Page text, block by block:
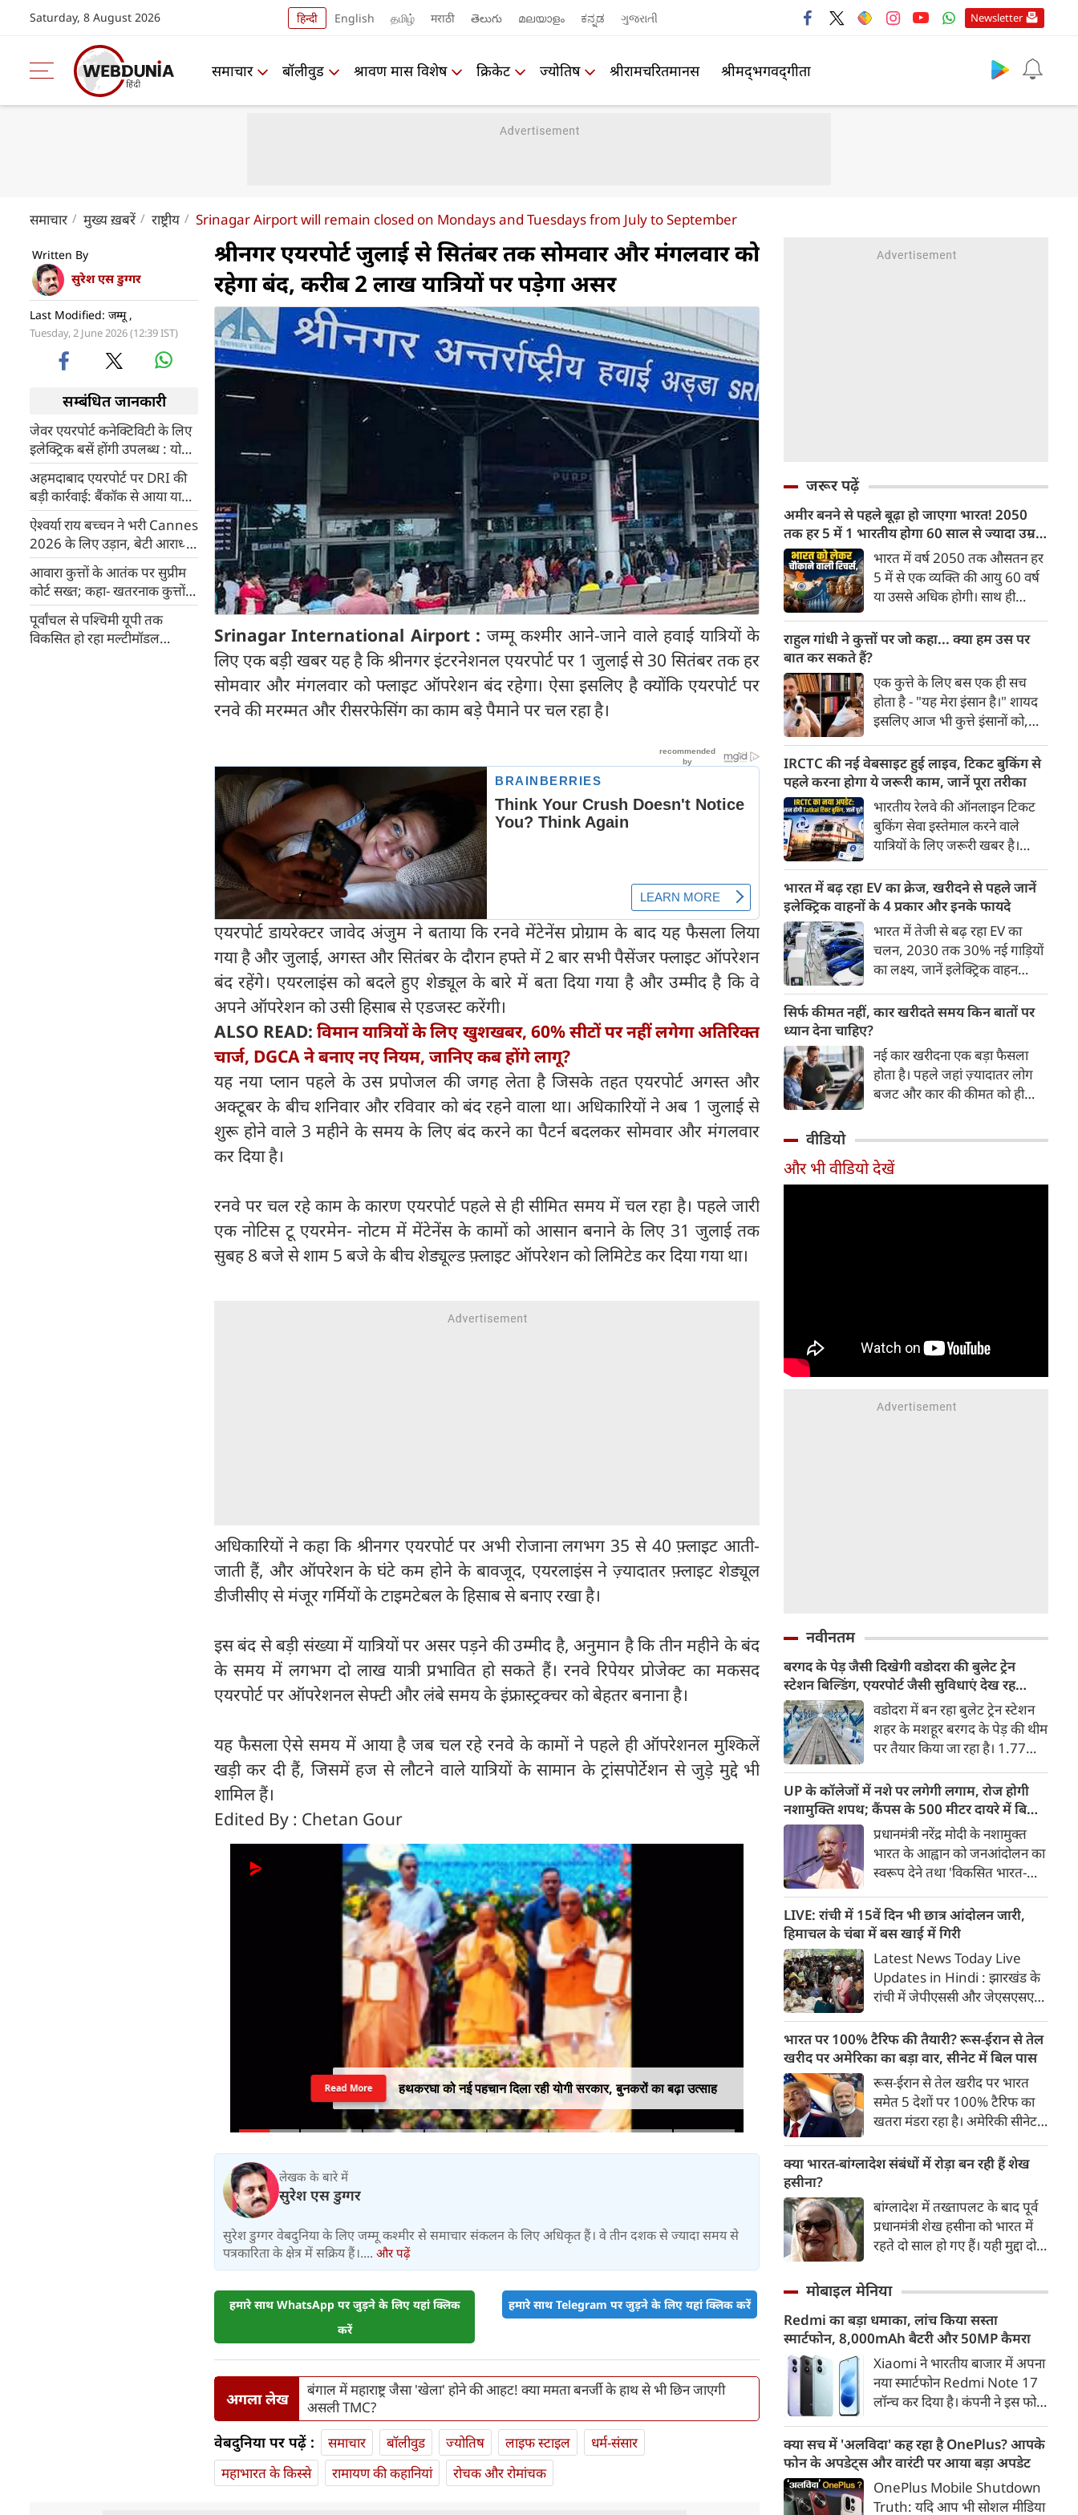
Saturday, 8 August 2026 हिन्दी English தமிழ் मराठी తెలుగు മലയാളം ಕನ್ನಡ ગુજરાતી Newsletter
समाचार बॉलीवुड श्रावण मास विशेष क्रिकेट ज्योतिष श्रीरामचरितमानस श्रीमद्‍भगवद्‍गीता
समाचार मुख्य ख़बरें राष्ट्रीय Srinagar Airport will remain closed on Mondays and Tuesdays from July to September
Written By
सुरेश एस डुग्गर
Last Modified: जम्‍मू ,
Tuesday, 2 June 2026 (12:39 IST)
सम्बंधित जानकारी
जेवर एयरपोर्ट कनेक्टिविटी के लिए
इलेक्ट्रिक बसें होंगी उपलब्ध : योगी
आदित्यनाथ
अहमदाबाद एयरपोर्ट पर DRI की
बड़ी कार्रवाई: बैंकॉक से आया यात्री
20 किलो गांजे के साथ गिरफ्तार
ऐश्वर्या राय बच्चन ने भरी Cannes
2026 के लिए उड़ान, बेटी आराध्या
संग एयरपोर्ट पर हुईं स्पॉट
आवारा कुत्तों के आतंक पर सुप्रीम
कोर्ट सख्त; कहा- खतरनाक कुत्तों
को मारने पर हो विचार, सार्वजनिक
जगहों से तुरंत हटाएं
पूर्वांचल से पश्चिमी यूपी तक
विकसित हो रहा मल्टीमॉडल
श्रीनगर एयरपोर्ट जुलाई से सितंबर तक सोमवार और मंगलवार को
रहेगा बंद, करीब 2 लाख यात्रियों पर पड़ेगा असर
Srinagar International Airport : जम्‍मू कश्‍मीर आने-जाने वाले हवाई यात्रियों के
लिए एक बड़ी खबर यह है कि श्रीनगर इंटरनेशनल एयरपोर्ट पर 1 जुलाई से 30 सितंबर तक हर
सोमवार और मंगलवार को फ्लाइट ऑपरेशन बंद रहेगा। ऐसा इसलिए है क्योंकि एयरपोर्ट पर
रनवे की मरम्मत और रीसरफेसिंग का काम बड़े पैमाने पर चल रहा है।
एयरपोर्ट डायरेक्टर जावेद अंजुम ने बताया कि रनवे मेंटेनेंस प्रोग्राम के बाद यह फैसला लिया
गया है और जुलाई, अगस्त और सितंबर के दौरान हफ्ते में 2 बार सभी पैसेंजर फ्लाइट ऑपरेशन
बंद रहेंगे। एयरलाइंस को बदले हुए शेड्यूल के बारे में बता दिया गया है और उम्मीद है कि वे
अपने ऑपरेशन को उसी हिसाब से एडजस्ट करेंगी।
ALSO READ:विमान यात्रियों के लिए खुशखबर, 60% सीटों पर नहीं लगेगा अतिरिक्त
चार्ज, DGCA ने बनाए नए नियम, जानिए कब होंगे लागू?
यह नया प्लान पहले के उस प्रपोजल की जगह लेता है जिसके तहत एयरपोर्ट अगस्त और
अक्टूबर के बीच शनिवार और रविवार को बंद रहने वाला था। अधिकारियों ने अब 1 जुलाई से
शुरू होने वाले 3 महीने के समय के लिए बंद करने का पैटर्न बदलकर सोमवार और मंगलवार
कर दिया है।
रनवे पर चल रहे काम के कारण एयरपोर्ट पहले से ही सीमित समय में चल रहा है। पहले जारी
एक नोटिस टू एयरमेन- नोटम में मेंटेनेंस के कामों को आसान बनाने के लिए 31 जुलाई तक
सुबह 8 बजे से शाम 5 बजे के बीच शेड्यूल्ड फ़्लाइट ऑपरेशन को लिमिटेड कर दिया गया था।
अधिकारियों ने कहा कि श्रीनगर एयरपोर्ट पर अभी रोजाना लगभग 35 से 40 फ़्लाइट आती-
जाती हैं, और ऑपरेशन के घंटे कम होने के बावजूद, एयरलाइंस ने ज़्यादातर फ़्लाइट शेड्यूल
डीजीसीए से मंजूर गर्मियों के टाइमटेबल के हिसाब से बनाए रखा है।
इस बंद से बड़ी संख्या में यात्रियों पर असर पड़ने की उम्मीद है, अनुमान है कि तीन महीने के बंद
के समय में लगभग दो लाख यात्री प्रभावित हो सकते हैं। रनवे रिपेयर प्रोजेक्ट का मकसद
एयरपोर्ट पर ऑपरेशनल सेफ्टी और लंबे समय के इंफ्रास्ट्रक्चर को बेहतर बनाना है।
यह फैसला ऐसे समय में आया है जब चल रहे रनवे के कामों ने पहले ही ऑपरेशनल मुश्किलें
खड़ी कर दी हैं, जिसमें हज से लौटने वाले यात्रियों के सामान के ट्रांसपोर्टेशन से जुड़े मुद्दे भी
शामिल हैं।
Edited By : Chetan Gour
हथकरघा को नई पहचान दिला रही योगी सरकार, बुनकरों का बढ़ा उत्साह
Read More
लेखक के बारे में
सुरेश एस डुग्गर
सुरेश डुग्गर वेबदुनिया के लिए जम्मू कश्मीर से समाचार संकलन के लिए अधिकृत हैं। वे तीन दशक से ज्यादा समय से
पत्रकारिता के क्षेत्र में सक्रिय हैं।.... और पढ़ें
हमारे साथ WhatsApp पर जुड़ने के लिए यहां क्लिक
करें
हमारे साथ Telegram पर जुड़ने के लिए यहां क्लिक करें
अगला लेख
बंगाल में महाराष्ट्र जैसा 'खेला' होने की आहट! क्या ममता बनर्जी के हाथ से भी छिन जाएगी
असली TMC?
वेबदुनिया पर पढ़ें : समाचार बॉलीवुड ज्योतिष लाइफ स्‍टाइल
धर्म-संसार
महाभारत के किस्से
रामायण की कहानियां रोचक और रोमांचक
जरूर पढ़ें
अमीर बनने से पहले बूढ़ा हो जाएगा भारत! 2050
तक हर 5 में 1 भारतीय होगा 60 साल से ज्यादा उम्र
का
भारत में वर्ष 2050 तक औसतन हर
5 में से एक व्यक्ति की आयु 60 वर्ष
या उससे अधिक होगी। साथ ही
भारत में रहेंगे। ‘ट्रांसफॉर्म रूरल
अनुसार भारत विकसित देशों के
विपरीत समृद्ध बनने से पहले ही वृद्ध
होती आबादी वाले देश की श्रेणी में
पहुंच रहा है।
राहुल गांधी ने कुत्तों पर जो कहा... क्या हम उस पर
बात कर सकते हैं?
एक कुत्ते के लिए बस एक ही सच
होता है - "यह मेरा इंसान है।" शायद
इसलिए आज भी कुत्ते इंसानों को,
भू-राजनीति से लेकर कृत्रिम
बुद्धिमत्ता, जलवायु परिवर्तन से लेकर
क्रिकेट तक हर विषय पर बहस कर
सकते हैं, तो उस जीव पर भी एक
गंभीर चर्चा बनती है जिसने किसी भी
सभ्यता से पहले इंसान का साथ चुना
था। दुर्भाग्य यह है कि आज कुत्तों के
बारे में हमारी राय पशु-चिकित्सकों,
व्यवहार वैज्ञानिकों या विशेषज्ञों से
कम... और व्हाट्सऐप यूनिवर्सिटी से
ज़्यादा बनती है।
IRCTC की नई वेबसाइट हुई लाइव, टिकट बुकिंग से
पहले करना होगा ये जरूरी काम, जानें पूरा तरीका
भारतीय रेलवे की ऑनलाइन टिकट
बुकिंग सेवा इस्तेमाल करने वाले
यात्रियों के लिए जरूरी खबर है।
वेबसाइट का बीटा वर्जन लॉन्च कर
दिया है। करीब 24 साल पुराने
इंटरफेस के बाद वेबसाइट को नए
डिजाइन और कई नए फीचर्स के साथ
अपडेट किया गया है।
भारत में बढ़ रहा EV का क्रेज, खरीदने से पहले जानें
इलेक्ट्रिक वाहनों के 4 प्रकार और इनके फायदे
भारत में तेजी से बढ़ रहा EV का
चलन, 2030 तक 30% नई गाड़ियों
का लक्ष्य, जानें इलेक्ट्रिक वाहन
200 अरब रुपए का मौका
सिर्फ कीमत नहीं, कार खरीदते समय किन बातों पर
ध्यान देना चाहिए?
नई कार खरीदना एक बड़ा फैसला
होता है। पहले जहां ज़्यादातर लोग
बजट और कार की कीमत को ही
खरीदते समय किन बातों पर ध्यान
देना चाहिए।
वीडियो
और भी वीडियो देखें
नवीनतम
बरगद के पेड़ जैसी दिखेगी वडोदरा की बुलेट ट्रेन
स्टेशन बिल्डिंग, एयरपोर्ट जैसी सुविधाएं देख रह
जाएंगे दंग
वडोदरा में बन रहा बुलेट ट्रेन स्टेशन
शहर के मशहूर बरगद के पेड़ की थीम
पर तैयार किया जा रहा है। 1.77
एयरपोर्ट जैसी आधुनिक सुविधाएं
होंगी। मुंबई-अहमदाबाद यात्रा महज
2 घंटे 15 मिनट में पूरी होगी।
UP के कॉलेजों में नशे पर लगेगी लगाम, रोज होगी
नशामुक्ति शपथ; कैंपस के 500 मीटर दायरे में बिक्री
पर सख्ती
प्रधानमंत्री नरेंद्र मोदी के नशामुक्त
भारत के आह्वान को जनआंदोलन का
स्वरूप देने तथा 'विकसित भारत-
साकार करने के उद्देश्य से योगी
सरकार सभी उच्च शिक्षण संस्थानों में
व्यापक नशामुक्ति अभियान
चलाएगी। विधानसभा परिसर में उच्च
शिक्षा मंत्री योगेंद्र उपाध्याय की
अध्यक्षता में प्रदेश के सभी राजकीय
विश्वविद्यालयों के कुलसचिवों एवं
परीक्षा नियंत्रकों की महत्वपूर्ण बैठक
आयोजित की गई।
LIVE: रांची में 15वें दिन भी छात्र आंदोलन जारी,
हिमाचल के चंबा में बस खाई में गिरी
Latest News Today Live
Updates in Hindi : झारखंड के
रांची में जेपीएससी और जेएसएसएसी
आंदोलन का आज 15वां दिन है। कुछ
ही देर में फिर सर्किट हाउस में सरकार
और छात्रों के प्रतिनिधिमंडल के बीच
बात होगी। पल पल की जानकारी...
भारत पर 100% टैरिफ की तैयारी? रूस-ईरान से तेल
खरीद पर अमेरिका का बड़ा वार, सीनेट में बिल पास
रूस-ईरान से तेल खरीद पर भारत
समेत 5 देशों पर 100% टैरिफ का
खतरा मंडरा रहा है। अमेरिकी सीनेट ने
अगर कांग्रेस से भी इस बिल को
डोनाल्ड ट्रंप के हस्ताक्षर के बाद
अमेरिका रूस-ईरान से तेल खरीद पर
भारत पर 100% टैरिफ का रास्ता
साफ हो जाएगा।
क्या भारत-बांग्लादेश संबंधों में रोड़ा बन रही हैं शेख
हसीना?
बांग्लादेश में तख्तापलट के बाद पूर्व
प्रधानमंत्री शेख हसीना को भारत में
रहते दो साल हो गए हैं। यही मुद्दा दोनों
सबसे बड़ा रोड़ा बना हुआ है। शेख
हैं।
मोबाइल मेनिया
Redmi का बड़ा धमाका, लांच किया सस्ता
स्मार्टफोन, 8,000mAh बैटरी और 50MP कैमरा
Xiaomi ने भारतीय बाजार में अपना
नया स्मार्टफोन Redmi Note 17
लॉन्च कर दिया है। कंपनी ने इस फोन
डिस्प्ले, 8,000mAh की बड़ी बैटरी
और Qualcomm Snapdragon
चिपसेट के साथ पेश किया है। फोन में
50MP का मेन कैमरा दिया गया है।
क्या सच में 'अलविदा' कह रहा है OnePlus? आपके
फोन के अपडेट्स और वारंटी पर आया बड़ा अपडेट
OnePlus Mobile Shutdown
Truth: यदि आप भी सोशल मीडिया